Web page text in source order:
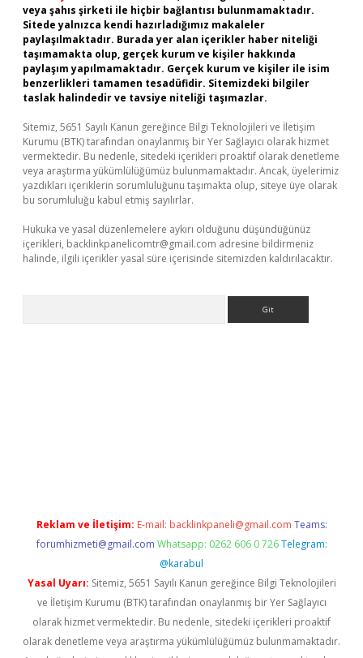
veya şahıs şirketi ile hiçbir bağlantısı bulunmamaktadır.
Sitede yalnızca kendi hazırladığımız makaleler
paylaşılmaktadır. Burada yer alan içerikler haber niteliği
taşımamakta olup, gerçek kurum ve kişiler hakkında
paylaşım yapılmamaktadır. Gerçek kurum ve kişiler ile isim
benzerlikleri tamamen tesadüfidir. Sitemizdeki bilgiler
taslak halindedir ve tavsiye niteliği taşımazlar.
Sitemiz, 5651 Sayılı Kanun gereğince Bilgi Teknolojileri ve İletişim
Kurumu (BTK) tarafından onaylanmış bir Yer Sağlayıcı olarak hizmet
vermektedir. Bu nedenle, sitedeki içerikleri proaktif olarak denetleme
veya araştırma yükümlülüğümüz bulunmamaktadır. Ancak, üyelerimiz
yazdıkları içeriklerin sorumluluğunu taşımakta olup, siteye üye olarak
bu sorumluluğu kabul etmiş sayılırlar.
Hukuka ve yasal düzenlemelere aykırı olduğunu düşündüğünüz
içerikleri, backlinkpanelicomtr@gmail.com adresine bildirmeniz
halinde, ilgili içerikler yasal süre içerisinde sitemizden kaldırılacaktır.
Reklam ve İletişim: E-mail: backlinkpaneli@gmail.com Teams:
forumhizmeti@gmail.com Whatsapp: 0262 606 0 726 Telegram:
@karabul
Yasal Uyarı: Sitemiz, 5651 Sayılı Kanun gereğince Bilgi Teknolojileri
ve İletişim Kurumu (BTK) tarafından onaylanmış bir Yer Sağlayıcı
olarak hizmet vermektedir. Bu nedenle, sitedeki içerikleri proaktif
olarak denetleme veya araştırma yükümlülüğümüz bulunmamaktadır.